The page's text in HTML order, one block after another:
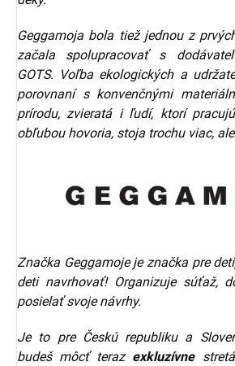
Geggamoja bola tiež jednou z
začala spolupracovať s
GOTS. Voľba ekologických a
porovnaní s konvenčnými
prírodu, zvieratá i ľudí, ktorí
obľubou hovoria, stoja trochu viac,
Značka Geggamoje je značka pre
deti navrhovať! Organizuje súťaž,
posielať svoje návrhy.
Je to pre Českú republiku a
budeš môcť teraz exkluzívne